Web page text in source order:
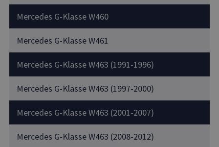
Mercedes G-Klasse W460
Mercedes G-Klasse W461
Mercedes G-Klasse W463 (1991-1996)
Mercedes G-Klasse W463 (1997-2000)
Mercedes G-Klasse W463 (2001-2007)
Mercedes G-Klasse W463 (2008-2012)